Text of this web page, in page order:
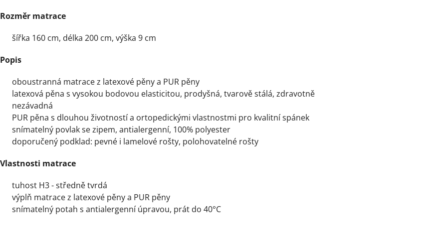
Rozměr matrace
šířka 160 cm, délka 200 cm, výška 9 cm
Popis
oboustranná matrace z latexové pěny a PUR pěny
latexová pěna s vysokou bodovou elasticitou, prodyšná, tvarově stálá, zdravotně
nezávadná
PUR pěna s dlouhou životností a ortopedickými vlastnostmi pro kvalitní spánek
snímatelný povlak se zipem, antialergenní, 100% polyester
doporučený podklad: pevné i lamelové rošty, polohovatelné rošty
Vlastnosti matrace
tuhost H3 - středně tvrdá
výplň matrace z latexové pěny a PUR pěny
snímatelný potah s antialergenní úpravou, prát do 40°C